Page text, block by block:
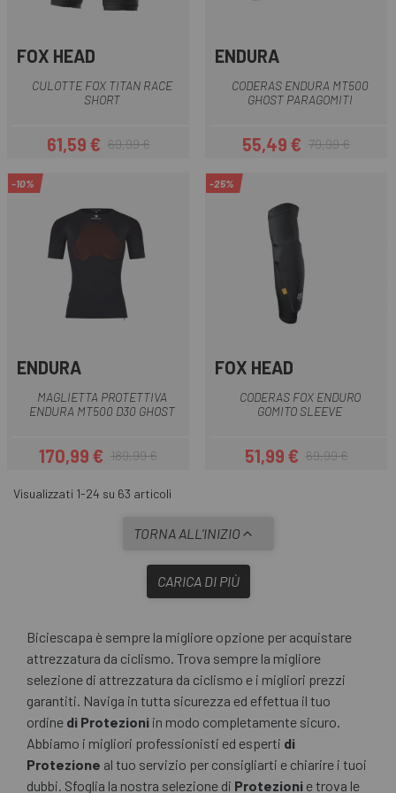
FOX HEAD
CULOTTE FOX TITAN RACE
SHORT
Prezzo
61,59 €Prezzo base
69,99 €
ENDURA
CODERAS ENDURA MT500
GHOST PARAGOMITI
Prezzo
55,49 €Prezzo base
79,99 €
-10%
ENDURA
MAGLIETTA PROTETTIVA
ENDURA MT500 D30 GHOST
Prezzo
170,99 €Prezzo base
189,99 €
-25%
FOX HEAD
CODERAS FOX ENDURO
GOMITO SLEEVE
Prezzo
51,99 €Prezzo base
69,99 €
Visualizzati 1-24 su 63 articoli
TORNA ALL'INIZIO
CARICA DI PIÙ
Biciescapa è sempre la migliore opzione per acquistare
attrezzatura da ciclismo. Trova sempre la migliore
selezione di attrezzatura da ciclismo e i migliori prezzi
garantiti. Naviga in tutta sicurezza ed effettua il tuo
ordine di Protezioni in modo completamente sicuro.
Abbiamo i migliori professionisti ed esperti di
Protezione al tuo servizio per consigliarti e chiarire i tuoi
dubbi. Sfoglia la nostra selezione di Protezioni e trova le